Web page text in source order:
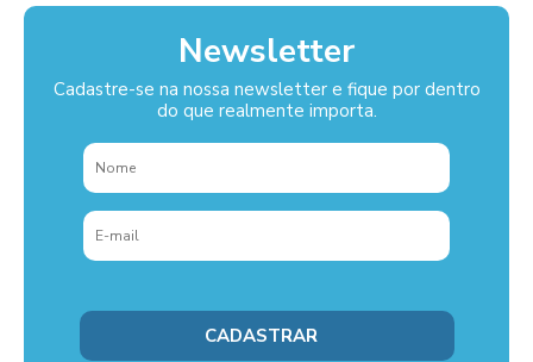
Newsletter
Cadastre-se na nossa newsletter e fique por dentro
do que realmente importa.